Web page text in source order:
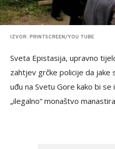
IZVOR: PRINTSCREEN/YOU TUBE
Sveta Epistasija, upravno
zahtjev grčke policije da jake
uđu na Svetu Gore kako bi se
„ilegalno“ monaštvo